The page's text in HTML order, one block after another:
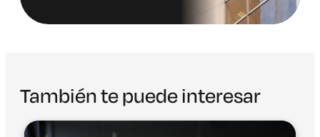
También te puede interesar